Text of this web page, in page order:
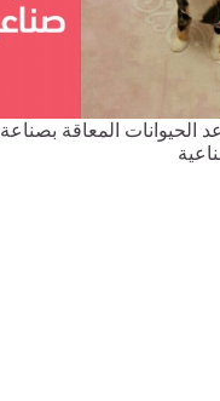
الحيوانات المعاقة بصناعة